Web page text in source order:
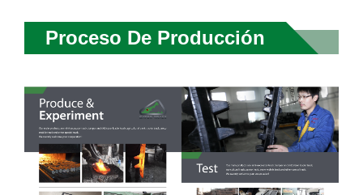
Proceso De Producción